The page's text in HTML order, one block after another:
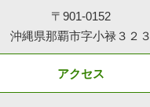
〒901-0152
沖縄県那覇市字小禄３２３
アクセス